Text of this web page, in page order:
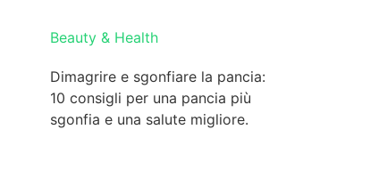
Beauty & Health
Dimagrire e sgonfiare la pancia:
10 consigli per una pancia più
sgonfia e una salute migliore.